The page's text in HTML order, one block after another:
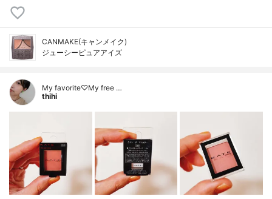
CANMAKE(キャンメイク)
ジューシーピュアアイズ
My favorite♡My free …
thihi